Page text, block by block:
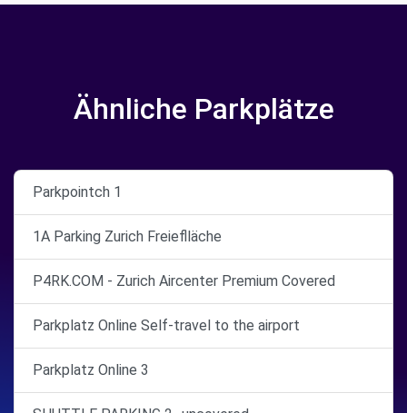
Ähnliche Parkplätze
Parkpointch 1
1A Parking Zurich Freieflläche
P4RK.COM - Zurich Aircenter Premium Covered
Parkplatz Online Self-travel to the airport
Parkplatz Online 3